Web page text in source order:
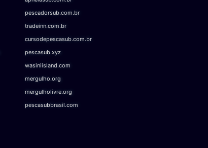
pescadorsub.com.br
tradeinn.com.br
cursodepescasub.com.br
pescasub.xyz
wasiniisland.com
mergulho.org
mergulholivre.org
pescasubbrasil.com